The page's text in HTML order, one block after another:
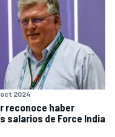
oct 2024
reconoce haber
salarios de Force India